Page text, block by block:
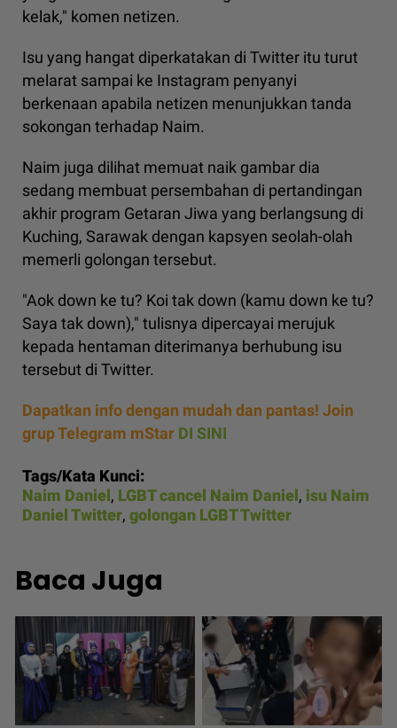
kelak," komen netizen.
Isu yang hangat diperkatakan di Twitter itu turut
melarat sampai ke Instagram penyanyi
berkenaan apabila netizen menunjukkan tanda
sokongan terhadap Naim.
Naim juga dilihat memuat naik gambar dia
sedang membuat persembahan di pertandingan
akhir program Getaran Jiwa yang berlangsung di
Kuching, Sarawak dengan kapsyen seolah-olah
memerli golongan tersebut.
"Aok down ke tu? Koi tak down (kamu down ke tu?
Saya tak down)," tulisnya dipercayai merujuk
kepada hentaman diterimanya berhubung isu
tersebut di Twitter.
Dapatkan info dengan mudah dan pantas! Join
grup Telegram mStar DI SINI
Tags/Kata Kunci:
Naim Daniel, LGBT cancel Naim Daniel, isu Naim
Daniel Twitter, golongan LGBT Twitter
Baca Juga